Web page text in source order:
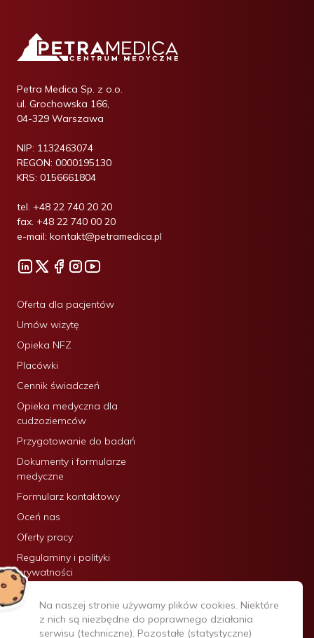
Petra Medica Sp. z o.o.
ul. Grochowska 166,
04-329 Warszawa
NIP: 1132463074
REGON: 0000195130
KRS: 0156661804
tel. +48 22 740 20 20
fax. +48 22 740 00 20
e-mail: kontakt@petramedica.pl
Oferta dla pacjentów
Umów wizytę
Opieka NFZ
Placówki
Cennik świadczeń
Opieka medyczna dla
cudzoziemców
Przygotowanie do badań
Dokumenty i formularze
medyczne
Formularz kontaktowy
Oceń nas
Oferty pracy
Regulaminy i polityki
prywatności
Certyfikaty:
Na naszej stronie używamy plików cookies. Niektóre
z nich są niezbędne do poprawnego działania
serwisu (techniczne). Pozostałe (statystyczne)